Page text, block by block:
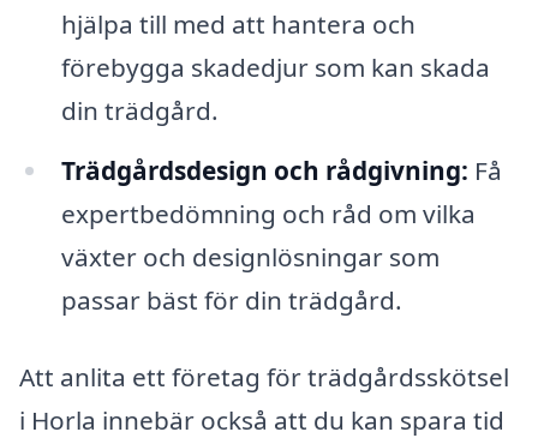
hjälpa till med att hantera och
förebygga skadedjur som kan skada
din trädgård.
Trädgårdsdesign och rådgivning: Få
expertbedömning och råd om vilka
växter och designlösningar som
passar bäst för din trädgård.
Att anlita ett företag för trädgårdsskötsel
i Horla innebär också att du kan spara tid